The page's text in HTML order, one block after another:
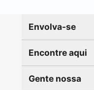
Envolva-se
Encontre aqui
Gente nossa